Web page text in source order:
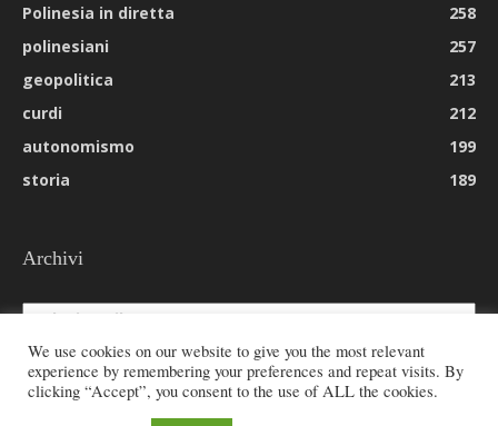
Polinesia in diretta
258
polinesiani
257
geopolitica
213
curdi
212
autonomismo
199
storia
189
Archivi
Archivi
We use cookies on our website to give you the most relevant
experience by remembering your preferences and repeat visits. By
clicking “Accept”, you consent to the use of ALL the cookies.